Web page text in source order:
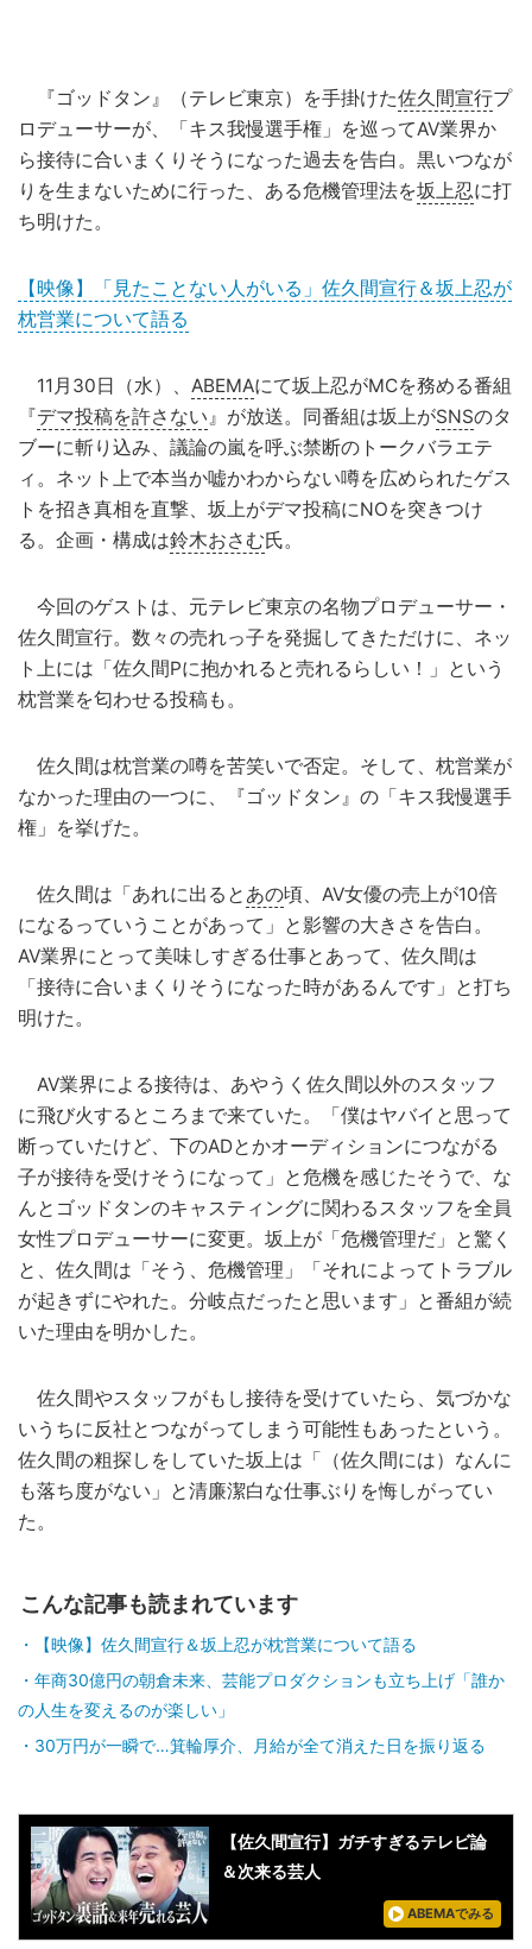
『ゴッドタン』（テレビ東京）を手掛けた佐久間宣行プ
ロデューサーが、「キス我慢選手権」を巡ってAV業界か
ら接待に合いまくりそうになった過去を告白。黒いつなが
りを生まないために行った、ある危機管理法を坂上忍に打
ち明けた。
【映像】「見たことない人がいる」佐久間宣行＆坂上忍が
枕営業について語る
11月30日（水）、 ABEMAにて坂上忍がMCを務める番組
『デマ投稿を許さない』が放送。同番組は坂上がSNSのタ
ブーに斬り込み、議論の嵐を呼ぶ禁断のトークバラエテ
ィ。ネット上で本当か嘘かわからない噂を広められたゲス
トを招き真相を直撃、坂上がデマ投稿にNOを突きつけ
る。企画・構成は鈴木おさむ氏。
今回のゲストは、元テレビ東京の名物プロデューサー・
佐久間宣行。数々の売れっ子を発掘してきただけに、ネッ
ト上には「佐久間Pに抱かれると売れるらしい！」という
枕営業を匂わせる投稿も。
佐久間は枕営業の噂を苦笑いで否定。そして、枕営業が
なかった理由の一つに、『ゴッドタン』の「キス我慢選手
権」を挙げた。
佐久間は「あれに出ると あの頃、AV女優の売上が10倍
になるっていうことがあって」と影響の大きさを告白。
AV業界にとって美味しすぎる仕事とあって、佐久間は
「接待に合いまくりそうになった時があるんです」と打ち
明けた。
AV業界による接待は、あやうく佐久間以外のスタッフ
に飛び火するところまで来ていた。「僕はヤバイと思って
断っていたけど、下のADとかオーディションにつながる
子が接待を受けそうになって」と危機を感じたそうで、な
んとゴッドタンのキャスティングに関わるスタッフを全員
女性プロデューサーに変更。坂上が「危機管理だ」と驚く
と、佐久間は「そう、危機管理」「それによってトラブル
が起きずにやれた。分岐点だったと思います」と番組が続
いた理由を明かした。
佐久間やスタッフがもし接待を受けていたら、気づかな
いうちに反社とつながってしまう可能性もあったという。
佐久間の粗探しをしていた坂上は「（佐久間には）なんに
も落ち度がない」と清廉潔白な仕事ぶりを悔しがってい
た。
こんな記事も読まれています
【映像】佐久間宣行＆坂上忍が枕営業について語る
年商30億円の朝倉未来、芸能プロダクションも立ち上げ「誰か
の人生を変えるのが楽しい」
30万円が一瞬で…箕輪厚介、月給が全て消えた日を振り返る
【佐久間宣行】ガチすぎるテレビ論
＆次来る芸人
ABEMAでみる